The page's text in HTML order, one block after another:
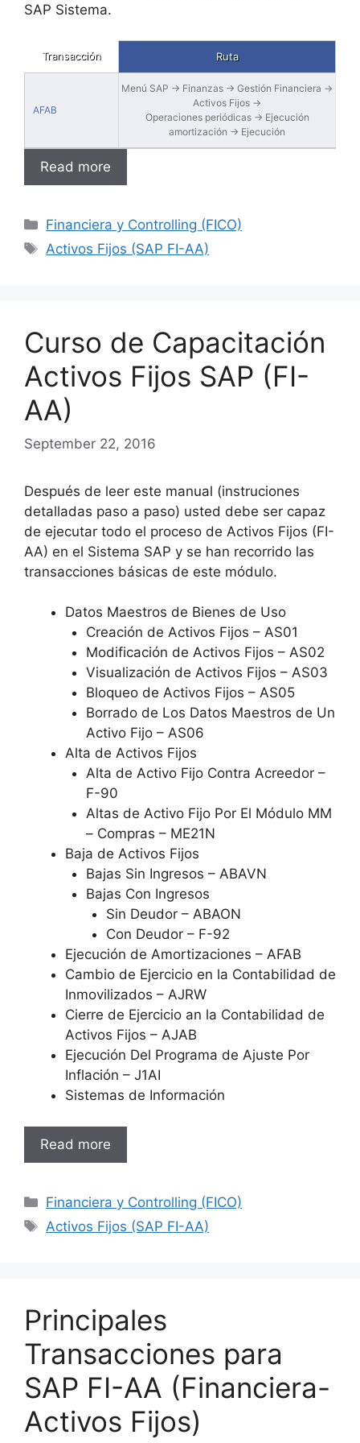
SAP Sistema.
Transacción Ruta
AFAB
Menú SAP → Finanzas → Gestión Financiera →
Activos Fijos →
Operaciones periódicas → Ejecución
amortización → Ejecución
Read more
Categories
Financiera y Controlling (FICO)
Tags
Activos Fijos (SAP FI-AA)
Curso de Capacitación
Activos Fijos SAP (FI-
AA)
September 22, 2016
Después de leer este manual (instruciones
detalladas paso a paso) usted debe ser capaz
de ejecutar todo el proceso de Activos Fijos (FI-
AA) en el Sistema SAP y se han recorrido las
transacciones básicas de este módulo.
Datos Maestros de Bienes de Uso
Creación de Activos Fijos – AS01
Modificación de Activos Fijos – AS02
Visualización de Activos Fijos – AS03
Bloqueo de Activos Fijos – AS05
Borrado de Los Datos Maestros de Un
Activo Fijo – AS06
Alta de Activos Fijos
Alta de Activo Fijo Contra Acreedor –
F-90
Altas de Activo Fijo Por El Módulo MM
– Compras – ME21N
Baja de Activos Fijos
Bajas Sin Ingresos – ABAVN
Bajas Con Ingresos
Sin Deudor – ABAON
Con Deudor – F-92
Ejecución de Amortizaciones – AFAB
Cambio de Ejercicio en la Contabilidad de
Inmovilizados – AJRW
Cierre de Ejercicio an la Contabilidad de
Activos Fijos – AJAB
Ejecución Del Programa de Ajuste Por
Inflación – J1AI
Sistemas de Información
Read more
Categories
Financiera y Controlling (FICO)
Tags
Activos Fijos (SAP FI-AA)
Principales
Transacciones para
SAP FI-AA (Financiera-
Activos Fijos)